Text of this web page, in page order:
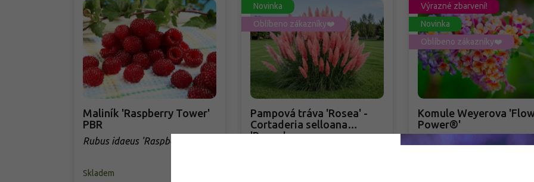
Maliník 'Raspberry Tower'
PBR
Rubus idaeus 'Raspberry
Skladem
Novinka
Oblíbeno zákazníky❤️
Pampová tráva 'Rosea' -
Cortaderia selloana
'Rosea'
Výrazné zbarvení!
Novinka
Oblíbeno zákazníky❤️
Komule Weyerova
Power®'
Buddleja weyeriana 'Flower